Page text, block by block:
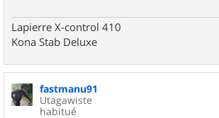
Lapierre X-control 410
Kona Stab Deluxe
fastmanu91
Utagawiste
habitué